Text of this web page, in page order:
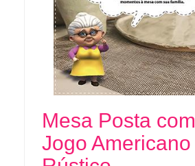
Mesa Posta com
Jogo Americano